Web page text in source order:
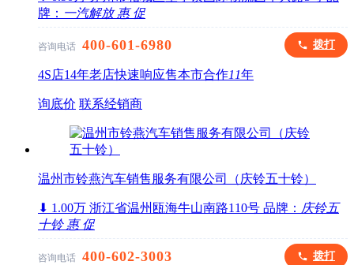
牌： 一汽解放 惠 促
咨询电话 400-601-6980 拨打
4S店14年老店快速响应售本市合作11年
询底价 联系经销商
温州市铃燕汽车销售服务有限公司（庆铃五十铃）
⬇ 1.00万 浙江省温州瓯海牛山南路110号 品牌： 庆铃五
十铃 惠 促
咨询电话 400-602-3003 拨打